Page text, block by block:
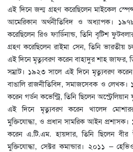
এই দিনে জন্ম গ্রহণ করেছিলেন মাইকেল
আমেরিকান অর্থনীতিবিদ ও অধ্যাপক।
করেছিলেন রিও ফার্ডিনান্ড, তিনি বৃটিশ
গ্রহণ করেছিলেন রাইমা সেন, তিনি ভারতীয়
এই দিনে মৃত্যুবরণ করেন বাহাদুর শাহ জাফর,
সম্রাট। ১৯২৩ সালে এই দিনে মৃত্যুবরণ করেন
বাঙালি রাজনীতিবিদ, সমাজসেবক ও
করেন গর্ডন কভেন্ট্রি, তিনি ছিলেন
এই দিনে মৃত্যুবরণ করেন খালেদ
মুক্তিযোদ্ধা, ও প্রধান সামরিক আইন
করেন এ.টি.এম. হায়দার, তিনি ছিলেন বীর
মুক্তিযোদ্ধা, সেক্টর কমান্ডার। ২০১১ –